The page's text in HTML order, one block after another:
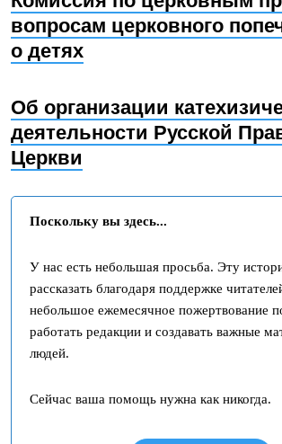
вопросам церковного
о детях
Об организации
деятельности Русской
Церкви
Поскольку вы здесь...
У нас есть небольшая просьба. Эту
рассказать благодаря поддержке
небольшое ежемесячное пожертвование
работать редакции и создавать важные
людей.
Сейчас ваша помощь нужна как никогда.